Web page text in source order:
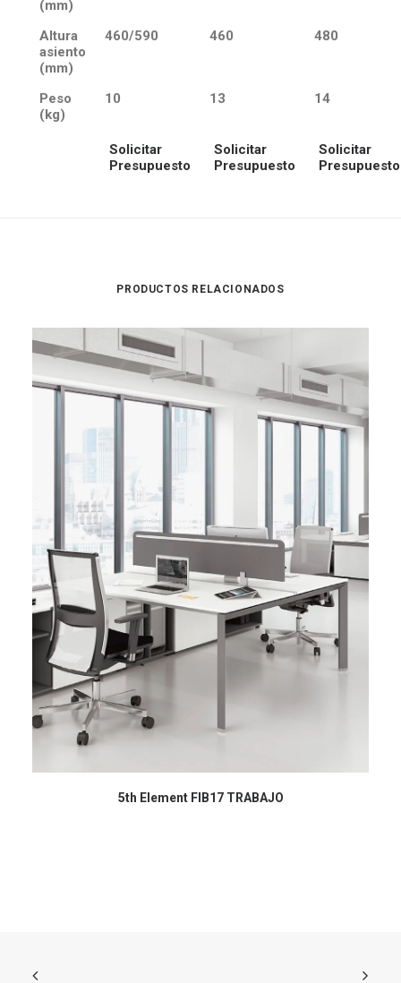
(mm)
Altura
asiento
(mm)
460/590 460 480
Peso
(kg)
10 13 14
Solicitar
Presupuesto
Solicitar
Presupuesto
Solicitar
Presupuesto
PRODUCTOS RELACIONADOS
5th Element FIB17 TRABAJO